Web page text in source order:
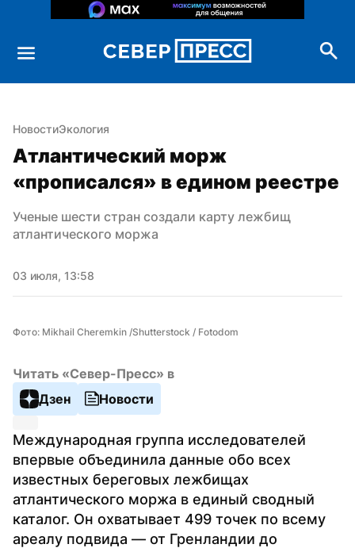
НовостиЭкология
Атлантический морж
«прописался» в едином реестре
Ученые шести стран создали карту лежбищ
атлантического моржа
03 июля, 13:58
Фото: Mikhail Cheremkin /Shutterstock / Fotodom
Читать «Север-Пресс» в
Дзен
Новости
Международная группа исследователей
впервые объединила данные обо всех
известных береговых лежбищах
атлантического моржа в единый сводный
каталог. Он охватывает 499 точек по всему
ареалу подвида — от Гренландии до